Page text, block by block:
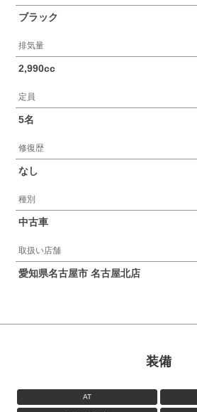
ブラック
排気量
2,990cc
定員
5名
修復歴
なし
種別
中古車
取扱い店舗
愛知県名古屋市 名古屋北店
装備
AT